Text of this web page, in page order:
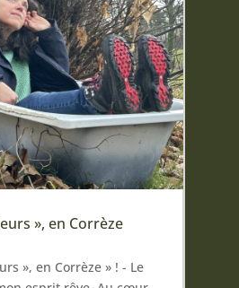
», en Corrèze
», en Corrèze » ! - Le